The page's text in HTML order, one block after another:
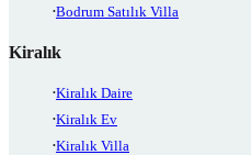
Bodrum Satılık Villa
Kiralık
Kiralık Daire
Kiralık Ev
Kiralık Villa